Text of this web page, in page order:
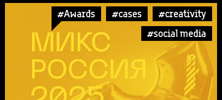
#Awards #cases
#creativity
#social media